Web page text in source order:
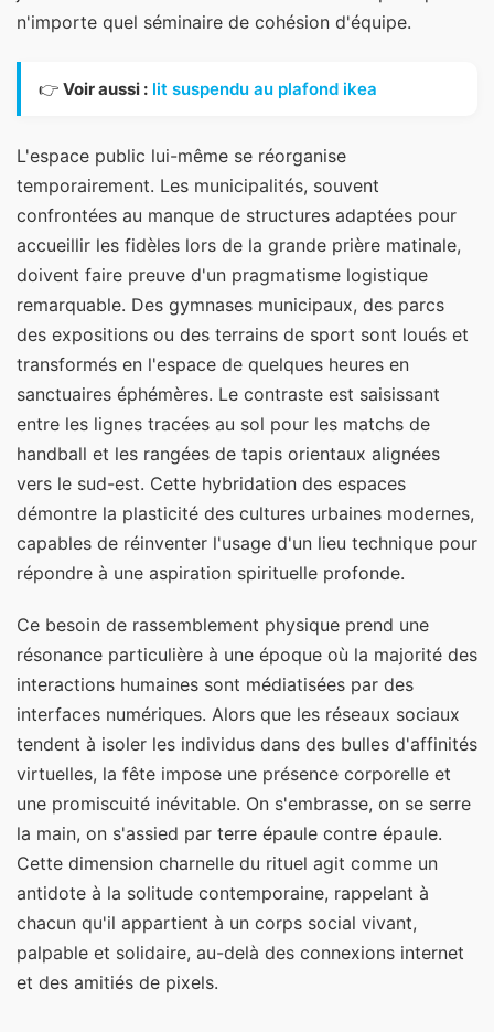
n'importe quel séminaire de cohésion d'équipe.
👉 Voir aussi : lit suspendu au plafond ikea
L'espace public lui-même se réorganise
temporairement. Les municipalités, souvent
confrontées au manque de structures adaptées pour
accueillir les fidèles lors de la grande prière matinale,
doivent faire preuve d'un pragmatisme logistique
remarquable. Des gymnases municipaux, des parcs
des expositions ou des terrains de sport sont loués et
transformés en l'espace de quelques heures en
sanctuaires éphémères. Le contraste est saisissant
entre les lignes tracées au sol pour les matchs de
handball et les rangées de tapis orientaux alignées
vers le sud-est. Cette hybridation des espaces
démontre la plasticité des cultures urbaines modernes,
capables de réinventer l'usage d'un lieu technique pour
répondre à une aspiration spirituelle profonde.
Ce besoin de rassemblement physique prend une
résonance particulière à une époque où la majorité des
interactions humaines sont médiatisées par des
interfaces numériques. Alors que les réseaux sociaux
tendent à isoler les individus dans des bulles d'affinités
virtuelles, la fête impose une présence corporelle et
une promiscuité inévitable. On s'embrasse, on se serre
la main, on s'assied par terre épaule contre épaule.
Cette dimension charnelle du rituel agit comme un
antidote à la solitude contemporaine, rappelant à
chacun qu'il appartient à un corps social vivant,
palpable et solidaire, au-delà des connexions internet
et des amitiés de pixels.